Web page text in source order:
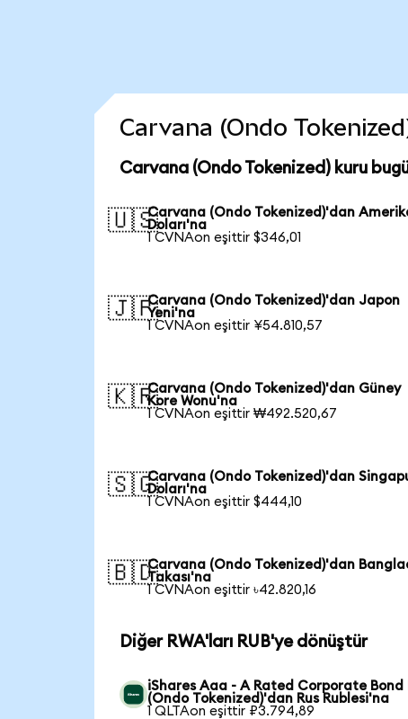
Carvana (Ondo
Carvana (Ondo Tokenized) kuru
🇺🇸Carvana (Ondo Tokenized)'dan
Doları'na
1 CVNAon eşittir $346,01
🇯🇵Carvana (Ondo Tokenized)'dan Japon
Yeni'na
1 CVNAon eşittir ¥54.810,57
🇰🇷Carvana (Ondo Tokenized)'dan Güney
Kore Wonu'na
1 CVNAon eşittir ₩492.520,67
🇸🇬Carvana (Ondo Tokenized)'dan
Doları'na
1 CVNAon eşittir $444,10
🇧🇩Carvana (Ondo Tokenized)'dan
Takası'na
1 CVNAon eşittir ৳42.820,16
Diğer RWA'ları RUB'ye dönüştür
iShares Aaa - A Rated Corporate Bond
(Ondo Tokenized)'dan Rus Rublesi'na
1 QLTAon eşittir ₽3.794,89